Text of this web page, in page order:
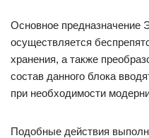
Основное предназначение
осуществляется
хранения, а также
состав данного блока
при необходимости
Подобные действия